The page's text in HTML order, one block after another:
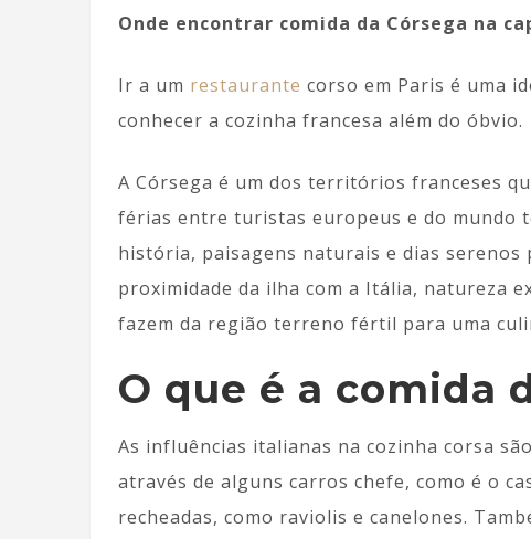
Onde encontrar comida da Córsega na
Ir a um restaurante corso em Paris é uma
conhecer a cozinha francesa além do óbvio.
A Córsega é um dos territórios franceses
férias entre turistas europeus e do mundo
história, paisagens naturais e dias
proximidade da ilha com a Itália, natureza
fazem da região terreno fértil para uma
O que é a comida
As influências italianas na cozinha corsa
através de alguns carros chefe, como é o
recheadas, como raviolis e canelones.